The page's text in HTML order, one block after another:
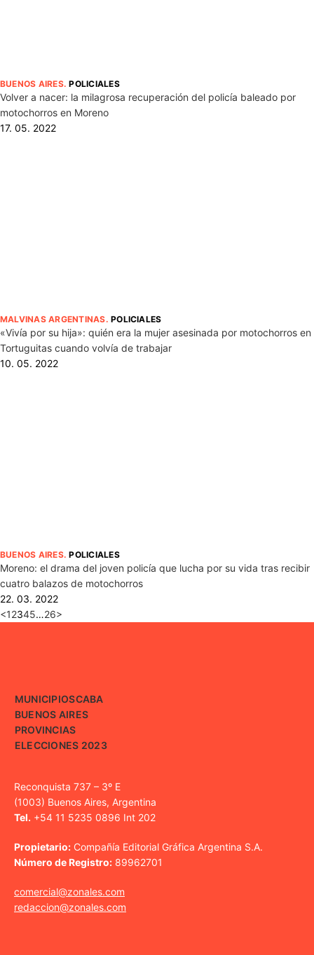
BUENOS AIRES.POLICIALES
Volver a nacer: la milagrosa recuperación del policía baleado por
motochorros en Moreno
17. 05. 2022
MALVINAS ARGENTINAS.POLICIALES
«Vivía por su hija»: quién era la mujer asesinada por motochorros en
Tortuguitas cuando volvía de trabajar
10. 05. 2022
BUENOS AIRES.POLICIALES
Moreno: el drama del joven policía que lucha por su vida tras recibir
cuatro balazos de motochorros
22. 03. 2022
<12345…26>
MUNICIPIOSCABA
BUENOS AIRES
PROVINCIAS
ELECCIONES 2023
Reconquista 737 – 3º E
(1003) Buenos Aires, Argentina
Tel. +54 11 5235 0896 Int 202
Propietario: Compañía Editorial Gráfica Argentina S.A.
Número de Registro: 89962701
comercial@zonales.com
redaccion@zonales.com